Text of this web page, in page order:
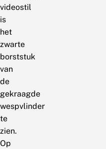
videostil
is
het
zwarte
borststuk
van
de
gekraagde
wespvlinder
te
zien.
Op